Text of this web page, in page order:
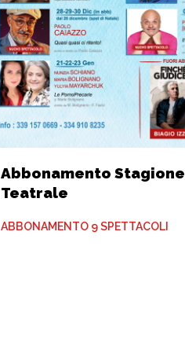
Abbonamento Stagione
Teatrale
ABBONAMENTO 9 SPETTACOLI